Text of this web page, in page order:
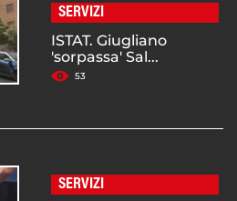
SERVIZI
ISTAT. Giugliano
'sorpassa' Sal...
53
SERVIZI